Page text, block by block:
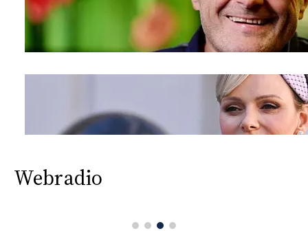
Webradio